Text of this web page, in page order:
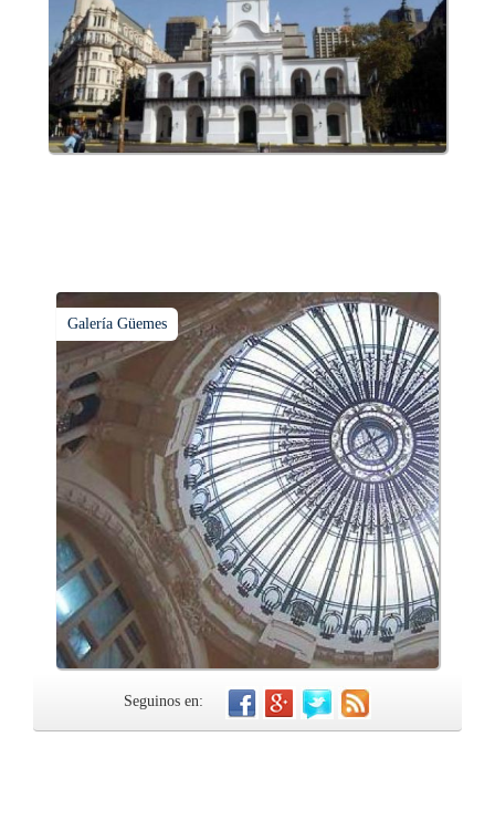
Galería Güemes
Seguinos en: